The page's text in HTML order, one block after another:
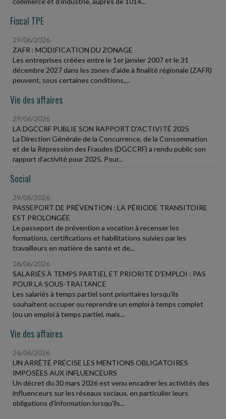
Fiscal TPE
29/06/2026
ZAFR : MODIFICATION DU ZONAGE
Les entreprises créées entre le 1er janvier 2007 et le 31
décembre 2027 dans les zones d'aide à finalité régionale (ZAFR)
peuvent, sous certaines conditions,...
Vie des affaires
29/06/2026
LA DGCCRF PUBLIE SON RAPPORT D'ACTIVITÉ 2025
La Direction Générale de la Concurrence, de la Consommation
et de la Répression des Fraudes (DGCCRF) a rendu public son
rapport d'activité pour 2025. Pour...
Social
29/06/2026
PASSEPORT DE PRÉVENTION : LA PÉRIODE TRANSITOIRE
EST PROLONGÉE
Le passeport de prévention a vocation à recenser les
formations, certifications et habilitations suivies par les
travailleurs en matière de santé et de...
26/06/2026
SALARIÉS À TEMPS PARTIEL ET PRIORITÉ D'EMPLOI : PAS
POUR LA SOUS-TRAITANCE
Les salariés à temps partiel sont prioritaires lorsqu'ils
souhaitent occuper ou reprendre un emploi à temps complet
(ou un emploi à temps partiel, mais...
Vie des affaires
26/06/2026
UN ARRÊTÉ PRÉCISE LES MENTIONS OBLIGATOIRES
IMPOSÉES AUX INFLUENCEURS
Un décret du 30 mars 2026 est venu encadrer les activités des
influenceurs sur les réseaux sociaux, en particulier leurs
obligations d'information lorsqu'ils...